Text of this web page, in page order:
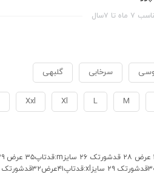
سرخابی گلبهی
M
L
Xl
Xxl